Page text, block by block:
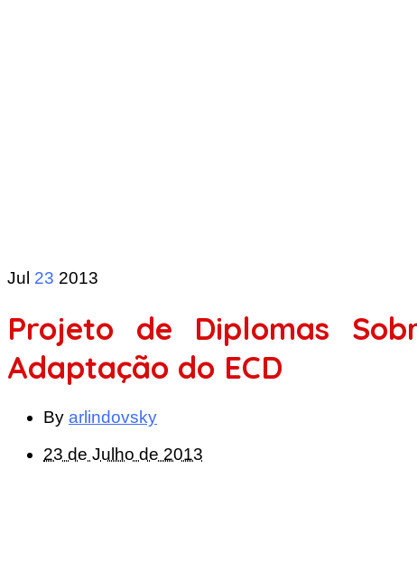
Jul 23 2013
Projeto de Diplomas
Adaptação do ECD
By arlindovsky
23 de Julho de 2013